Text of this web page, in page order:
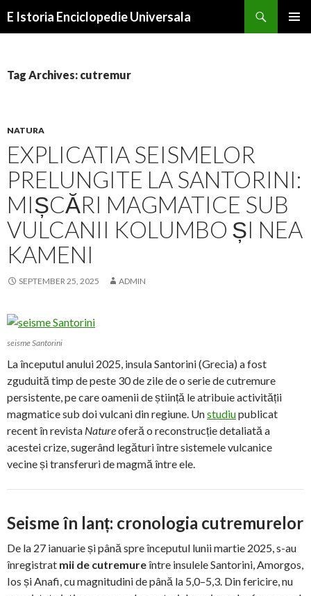
E Istoria Enciclopedie Universala
Tag Archives: cutremur
NATURA
EXPLICATIA SEISMELOR
PRELUNGITE LA SANTORINI:
MIȘCĂRI MAGMATICE SUB
VULCANII KOLUMBO ȘI NEA
KAMENI
SEPTEMBER 25, 2025 ADMIN
seisme Santorini
La începutul anului 2025, insula Santorini (Grecia) a fost
zguduită timp de peste 30 de zile de o serie de cutremure
persistente, pe care oamenii de știință le atribuie activității
magmatice sub doi vulcani din regiune. Unstudiupublicat
recent în revista Natureoferă o reconstrucție detaliată a
acestei crize, sugerând legături între sistemele vulcanice
vecine și transferuri de magmă între ele.
Seisme în lanț: cronologia cutremurelor
De la 27 ianuarie și până spre începutul lunii martie 2025, s-au
înregistrat mii de cutremureîntre insulele Santorini, Amorgos,
Ios și Anafi, cu magnitudini de până la 5,0–5,3. Din fericire, nu